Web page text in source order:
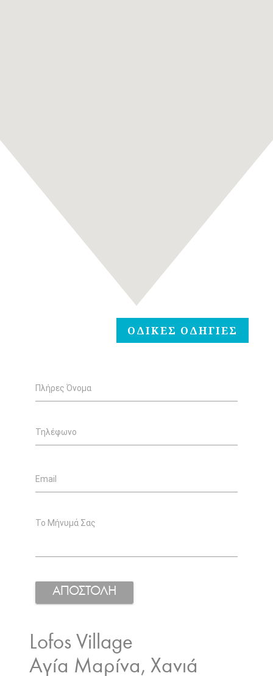
ΟΔΙΚΕΣ ΟΔΗΓΙΕΣ
Πλήρες Όνομα
Τηλέφωνο
Email
Το Μήνυμά Σας
ΑΠΟΣΤΟΛΗ
Lofos Village
Αγία Μαρίνα, Χανιά